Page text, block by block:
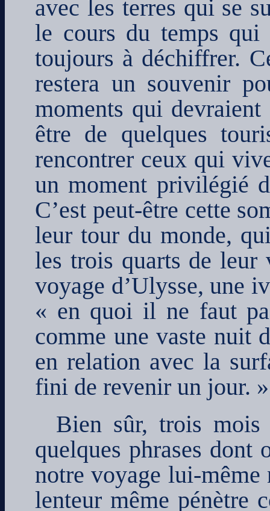
avec les terres qui se
le cours du temps qui
toujours à déchiffrer.
restera un souvenir
moments qui
être de quelques
rencontrer ceux qui
un moment privilégié
C’est peut-être cette
leur tour du monde,
les trois quarts de leur
voyage d’Ulysse, une
« en quoi il ne faut
comme une vaste nuit
en relation avec la
fini de revenir un jour. »
Bien sûr, trois mois
quelques phrases dont
notre voyage lui-même
lenteur même pénètre